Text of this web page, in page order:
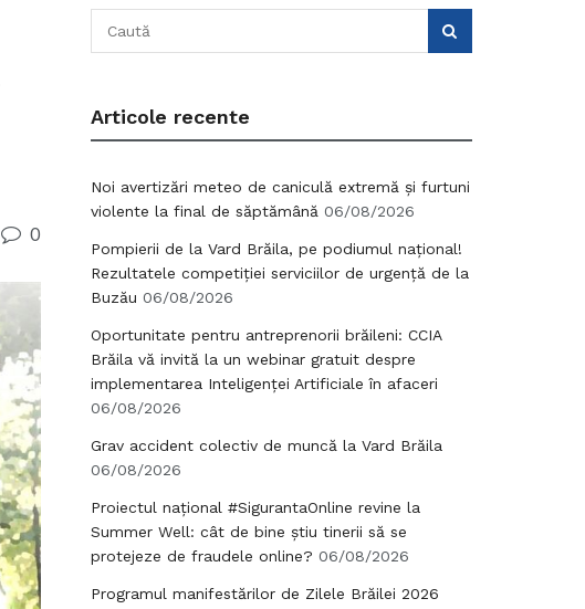
0
Articole recente
Noi avertizări meteo de caniculă extremă și furtuni
violente la final de săptămână 06/08/2026
Pompierii de la Vard Brăila, pe podiumul național!
Rezultatele competiției serviciilor de urgență de la
Buzău 06/08/2026
Oportunitate pentru antreprenorii brăileni: CCIA
Brăila vă invită la un webinar gratuit despre
implementarea Inteligenței Artificiale în afaceri
06/08/2026
Grav accident colectiv de muncă la Vard Brăila
06/08/2026
Proiectul național #SigurantaOnline revine la
Summer Well: cât de bine știu tinerii să se
protejeze de fraudele online? 06/08/2026
Programul manifestărilor de Zilele Brăilei 2026